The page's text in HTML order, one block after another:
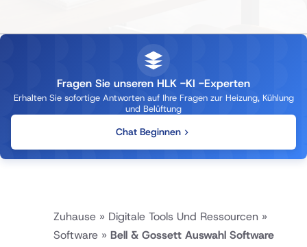
Fragen Sie unseren HLK -KI -Experten
Erhalten Sie sofortige Antworten auf Ihre Fragen zur Heizung, Kühlung
und Belüftung
Chat Beginnen
Zuhause » Digitale Tools Und Ressourcen »
Software » Bell & Gossett Auswahl Software